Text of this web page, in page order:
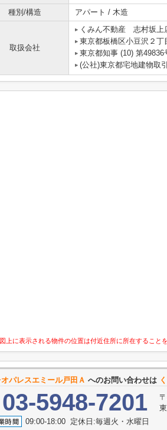
種別/構造
アパート / 木造
取扱会社
くみん不動産 志村坂上
東京都板橋区小豆沢２
東京都知事 (10) 第49836
(公社)東京都宅地建物取
上に表示される物件の位置は付近住所に所在すること
オパレスエミール戸田Ａ へのお問い合わせは
5948-7201
09:00-18:00 定休日:毎週火・水曜日